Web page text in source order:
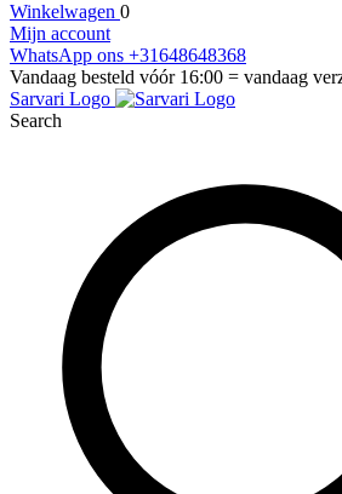
Winkelwagen 0
Mijn account
WhatsApp ons +31648648368
Vandaag besteld vóór 16:00 = vandaag
Sarvari Logo
Search